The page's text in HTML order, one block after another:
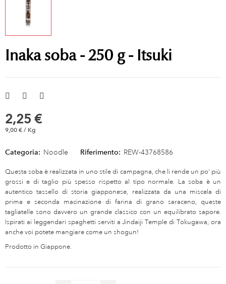
Inaka soba - 250 g - Itsuki
2,25 €
9,00 € / Kg
Categoria: Noodle Riferimento: REW-43768586
Questa soba è realizzata in uno stile di campagna, che li rende un po' più
grossi e di taglio più spesso rispetto al tipo normale. La soba è un
autentico tassello di storia giapponese, realizzata da una miscela di
prima e seconda macinazione di farina di grano saraceno, queste
tagliatelle sono davvero un grande classico con un equilibrato sapore.
Ispirati ai leggendari spaghetti serviti a Jindaiji Temple di Tokugawa, ora
anche voi potete mangiare come un shogun!
Prodotto in Giappone.